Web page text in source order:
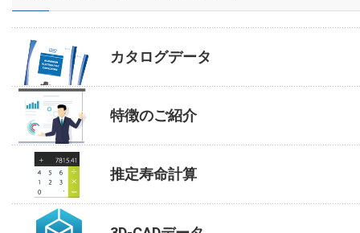
カタログデータ
特徴のご紹介
推定寿命計算